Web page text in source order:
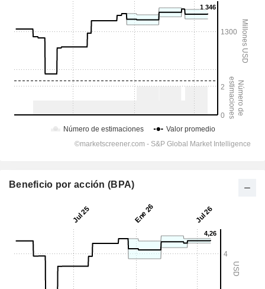
Beneficio por acción (BPA)